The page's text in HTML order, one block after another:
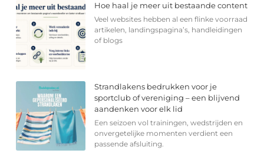
Hoe haal je meer uit bestaande content
Veel websites hebben al een flinke voorraad
artikelen, landingspagina’s, handleidingen
of blogs
Strandlakens bedrukken voor je
sportclub of vereniging – een blijvend
aandenken voor elk lid
Een seizoen vol trainingen, wedstrijden en
onvergetelijke momenten verdient een
passende afsluiting.